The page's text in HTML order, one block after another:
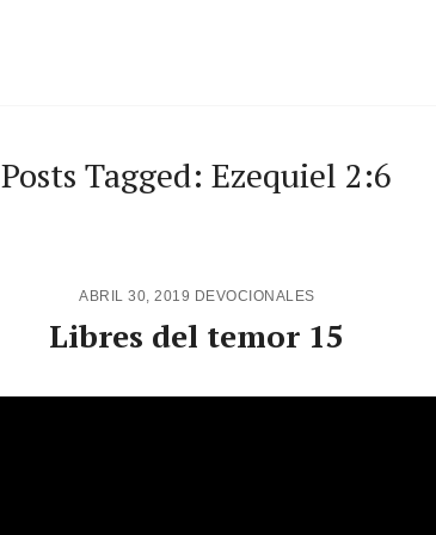
Posts Tagged: Ezequiel 2:6
ABRIL 30, 2019 DEVOCIONALES
Libres del temor 15